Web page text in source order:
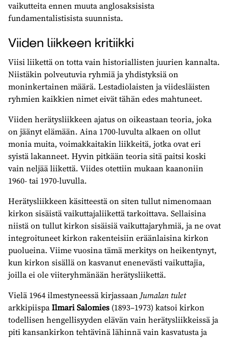
vaikutteita ennen muuta anglosaksisista
fundamentalistisista suunnista.
Viiden liikkeen kritiikki
Viisi liikettä on totta vain historiallisten juurien kannalta.
Niistäkin polveutuvia ryhmiä ja yhdistyksiä on
moninkertainen määrä. Lestadiolaisten ja viidesläisten
ryhmien kaikkien nimet eivät tähän edes mahtuneet.
Viiden herätysliikkeen ajatus on oikeastaan teoria, joka
on jäänyt elämään. Aina 1700-luvulta alkaen on ollut
monia muita, voimakkaitakin liikkeitä, jotka ovat eri
syistä lakanneet. Hyvin pitkään teoria sitä paitsi koski
vain neljää liikettä. Viides otettiin mukaan kaanoniin
1960- tai 1970-luvulla.
Herätysliikkeen käsitteestä on siten tullut nimenomaan
kirkon sisäistä vaikuttajaliikettä tarkoittava. Sellaisina
niistä on tullut kirkon sisäisiä vaikuttajaryhmiä, ja ne ovat
integroituneet kirkon rakenteisiin eräänlaisina kirkon
puolueina. Viime vuosina tämä merkitys on heikentynyt,
kun kirkon sisällä on kasvanut enenevästi vaikuttajia,
joilla ei ole viiteryhmänään herätysliikettä.
Vielä 1964 ilmestyneessä kirjassaan Jumalan tulet
arkkipiispaIlmari Salomies (1893–1973) katsoi kirkon
todellisen hengellisyyden elävän vain herätysliikkeissä ja
piti kansankirkon tehtävinä lähinnä vain kasvatusta ja